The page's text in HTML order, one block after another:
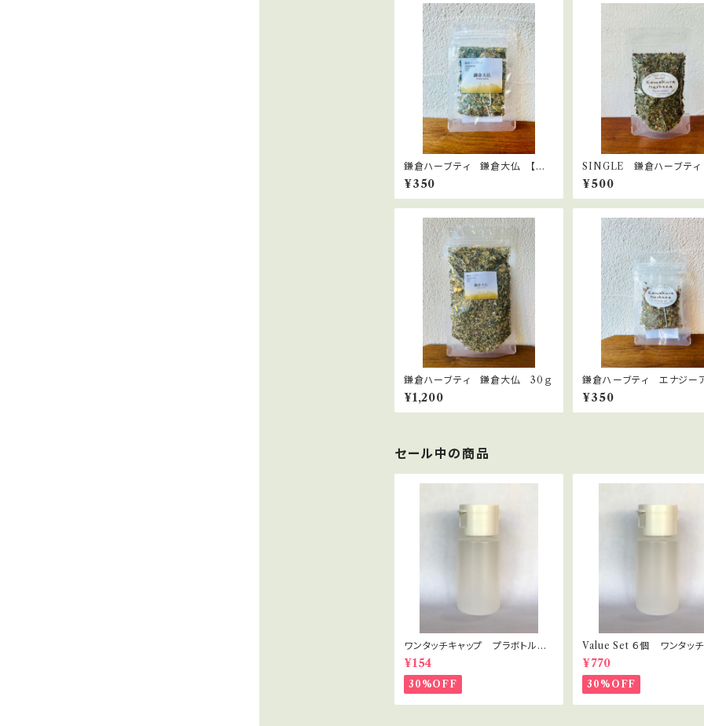
鎌倉ハーブティ 鎌倉大仏 【ティ
ーバッグ】1.5g×2bags
¥350
SINGLE 鎌倉ハーブテ
ーミント 15ｇ
¥500
鎌倉ハーブティ 鎌倉大仏 30ｇ
¥1,200
鎌倉ハーブティ エナジー
プ 【ティーバッグ】２.０
¥350
セール中の商品
ワンタッチキャップ プラボトル 3
0ml
¥154
30%OFF
Value Set ６個 ワンタッチ
プ プラボトル 30ml セラ
ト・講座用
¥770
30%OFF